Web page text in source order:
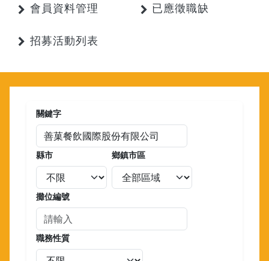
會員資料管理 已應徵職缺
招募活動列表
關鍵字
縣市 鄉鎮市區
攤位編號
職務性質